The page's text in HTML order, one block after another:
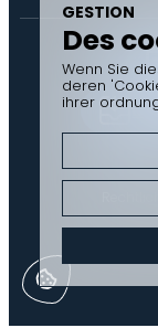
GESTION
Des
Wenn Sie
deren
ihrer